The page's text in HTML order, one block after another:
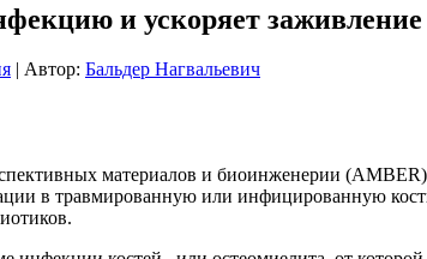
и ускоряет заживление
| Автор: Бальдер Нагвальевич
материалов и биоинженерии
в травмированную или инфицированную